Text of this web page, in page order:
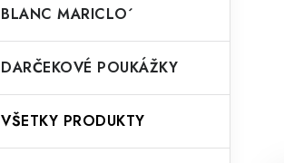
BLANC MARICLO´
DARČEKOVÉ POUKÁŽKY
VŠETKY PRODUKTY